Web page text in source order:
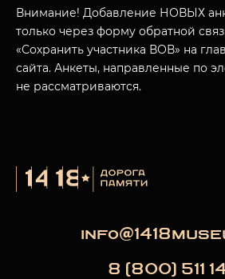
О НАС
Внимание! Добавление НОВЫХ
только через форму обратной
«Сохранить участника ВОВ» на
сайта. Анкеты, направленные по
не рассматриваются.
8 (800) 511